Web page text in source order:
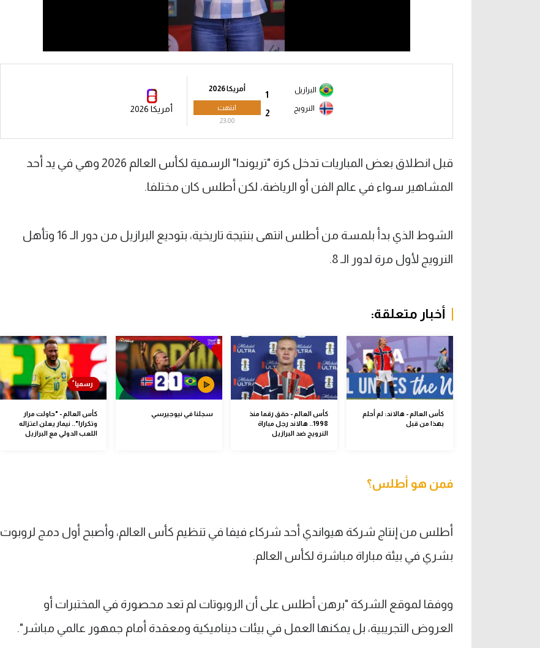
1
البرازيل
2
النرويج
أمريكا 2026
انتهت
23:00
أمريكا 2026
قبل انطلاق بعض المباريات تدخل كرة "تريوندا" الرسمية لكأس العالم 2026 وهي في يد أحد
المشاهير سواء في عالم الفن أو الرياضة، لكن أطلس كان مختلفا.
الشوط الذي بدأ بلمسة من أطلس انتهى بنتيجة تاريخية، بتوديع البرازيل من دور الـ 16 وتأهل
النرويج لأول مرة لدور الـ 8.
أخبار متعلقة:
كأس العالم - هالاند: لم أحلم
بهذا من قبل
كأس العالم - حقق رقما منذ
1998.. هالاند رجل مباراة
النرويج ضد البرازيل
سجلنا في نيوجيرسي
كأس العالم - "حاولت مرار
وتكرارا".. نيمار يعلن اعتزاله
اللعب الدولي مع البرازيل
فمن هو أطلس؟
أطلس من إنتاج شركة هيواندي أحد شركاء فيفا في تنظيم كأس العالم، وأصبح أول دمج لروبوت
بشري في بيئة مباراة مباشرة لكأس العالم.
ووفقا لموقع الشركة "برهن أطلس على أن الروبوتات لم تعد محصورة في المختبرات أو
العروض التجريبية، بل يمكنها العمل في بيئات ديناميكية ومعقدة أمام جمهور عالمي مباشر".